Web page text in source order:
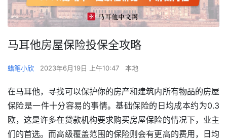
马耳他房屋保险投保全攻略
蜡笔小欣 2023年6月19日 上午10:47 本地
在马耳他，寻找可以保护你的房产和建筑内所有物品的房屋
保险是一件十分容易的事情。基础保险的日均成本约为0.3
欧，这是许多在贷款机构要求购买房屋保险的情况下，业主
们的首选。而高级覆盖范围的保险则会有更高的费用，日均